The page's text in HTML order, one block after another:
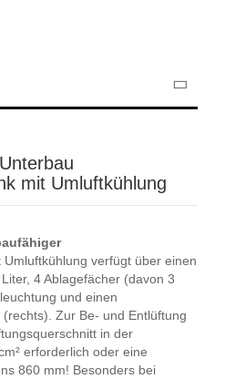
mit Umluftkühlung
Umluftkühlung verfügt über einen
4 Ablagefächer (davon 3
und einen
Zur Be- und Entlüftung
in der
erforderlich oder eine
860 mm! Besonders bei